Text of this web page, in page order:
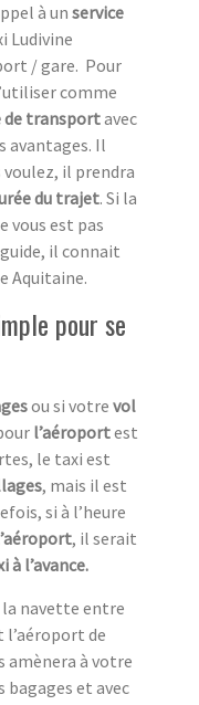
à un service
Ludivine
/ gare. Pour
comme
de transportavec
avantages. Il
il prendra
du trajet. Si la
vous est pas
il connait
Aquitaine.
pour se
ou si votre vol
l’aéroportest
le taxi est
, mais il est
si à l’heure
, il serait
à l’avance.
la navette entre
de
amènera à votre
bagages et avec